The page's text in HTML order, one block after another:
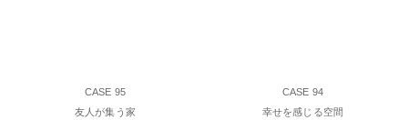
CASE 95
友人が集う家
CASE 94
幸せを感じる空間